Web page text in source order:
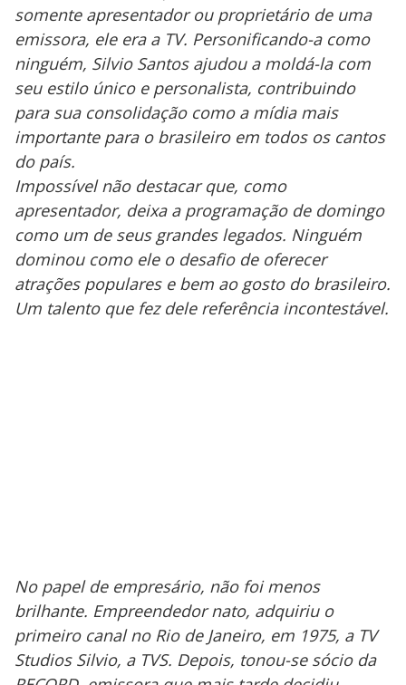
somente apresentador ou proprietário de uma
emissora, ele era a TV. Personificando-a como
ninguém, Silvio Santos ajudou a moldá-la com
seu estilo único e personalista, contribuindo
para sua consolidação como a mídia mais
importante para o brasileiro em todos os cantos
do país.
Impossível não destacar que, como
apresentador, deixa a programação de domingo
como um de seus grandes legados. Ninguém
dominou como ele o desafio de oferecer
atrações populares e bem ao gosto do brasileiro.
Um talento que fez dele referência incontestável.
No papel de empresário, não foi menos
brilhante. Empreendedor nato, adquiriu o
primeiro canal no Rio de Janeiro, em 1975, a TV
Studios Silvio, a TVS. Depois, tonou-se sócio da